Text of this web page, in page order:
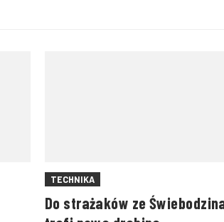
TECHNIKA
Do strażaków ze